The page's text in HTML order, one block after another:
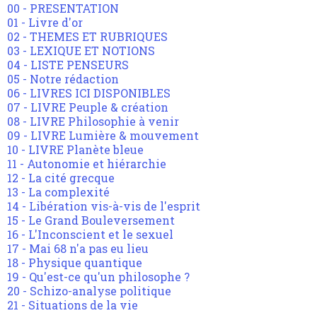
00 - PRESENTATION
01 - Livre d'or
02 - THEMES ET RUBRIQUES
03 - LEXIQUE ET NOTIONS
04 - LISTE PENSEURS
05 - Notre rédaction
06 - LIVRES ICI DISPONIBLES
07 - LIVRE Peuple & création
08 - LIVRE Philosophie à venir
09 - LIVRE Lumière & mouvement
10 - LIVRE Planète bleue
11 - Autonomie et hiérarchie
12 - La cité grecque
13 - La complexité
14 - Libération vis-à-vis de l'esprit
15 - Le Grand Bouleversement
16 - L'Inconscient et le sexuel
17 - Mai 68 n'a pas eu lieu
18 - Physique quantique
19 - Qu'est-ce qu'un philosophe ?
20 - Schizo-analyse politique
21 - Situations de la vie